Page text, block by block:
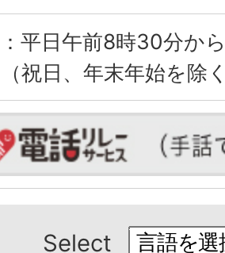
平日午前8時30分か
（祝日、年末年始を除
Select